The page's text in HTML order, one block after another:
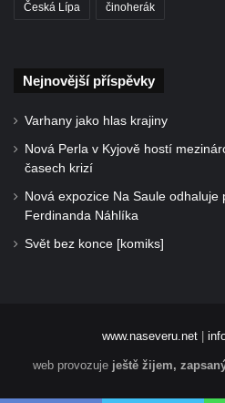
Česká Lípa činoherák
Nejnovější příspěvky
Varhany jako hlas krajiny
Nová Perla v Kyjově hostí
časech krizí
Nová expozice Na Saule
Ferdinanda Náhlíka
Svět bez konce [komiks]
www.naseveru.net|
web provozuje ještě žijem,